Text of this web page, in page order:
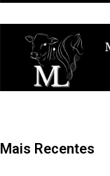
Mais Recentes